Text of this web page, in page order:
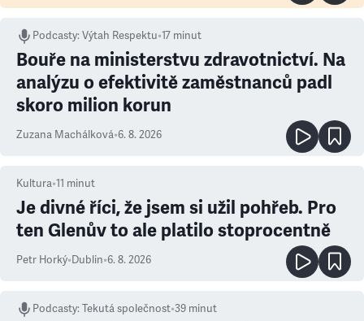
Podcasty:Výtah Respektu•17 minut
Bouře na ministerstvu zdravotnictví. Na
analýzu o efektivitě zaměstnanců padl
skoro milion korun
Zuzana Machálková•6. 8. 2026
Kultura•11 minut
Je divné říci, že jsem si užil pohřeb. Pro
ten Glenův to ale platilo stoprocentně
Petr Horký•Dublin•6. 8. 2026
Podcasty:Tekutá společnost•39 minut